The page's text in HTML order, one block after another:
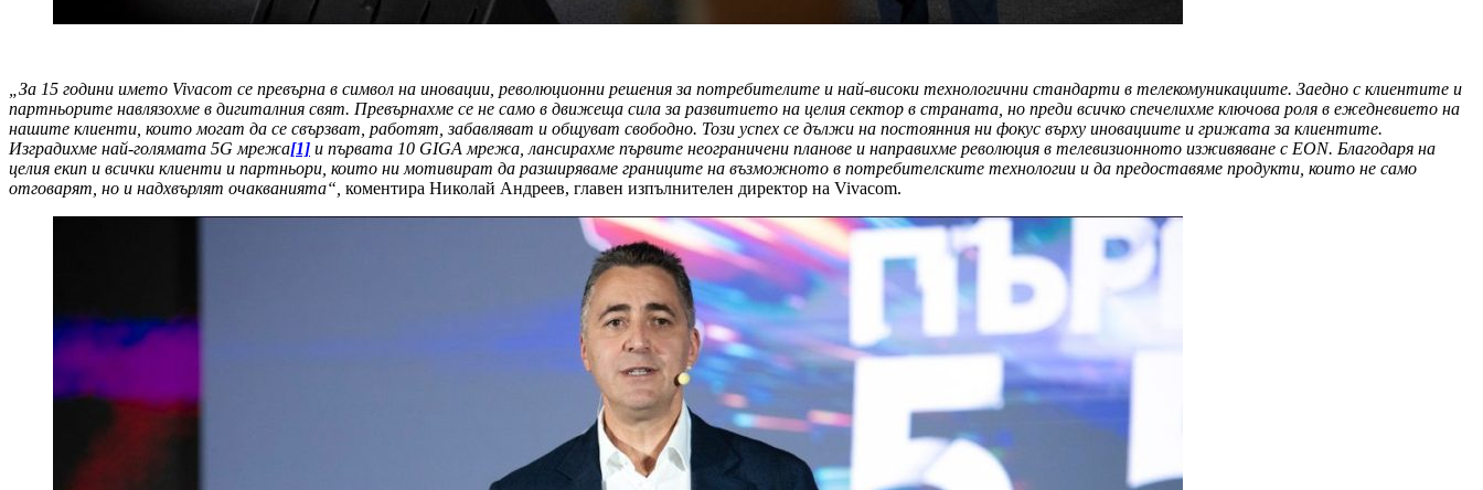
„За 15 години името Vivacom се превърна в символ на иновации, революционни решения за потребителите и най-високи технологични стандарти в телекомуникациите. Заедно с клиентите и
партньорите навлязохме в дигиталния свят. Превърнахме се не само в движеща сила за развитието на целия сектор в страната, но преди всичко спечелихме ключова роля в ежедневието на
нашите клиенти, които могат да се свързват, работят, забавляват и общуват свободно. Този успех се дължи на постоянния ни фокус върху иновациите и грижата за клиентите.
Изградихме най-голямата 5G мрежа[1] и първата 10 GIGA мрежа, лансирахме първите неограничени планове и направихме революция в телевизионното изживяване с EON. Благодаря на
целия екип и всички клиенти и партньори, които ни мотивират да разширяваме границите на възможното в потребителските технологии и да предоставяме продукти, които не само
отговарят, но и надхвърлят очакванията“, коментира Николай Андреев, главен изпълнителен директор на Vivacom.